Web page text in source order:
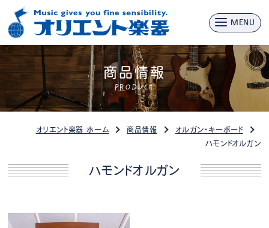
MENU
商品情報
PRODUCT
オリエント楽器 ホーム 商品情報
オルガン・キーボード
ハモンドオルガン
ハモンドオルガン